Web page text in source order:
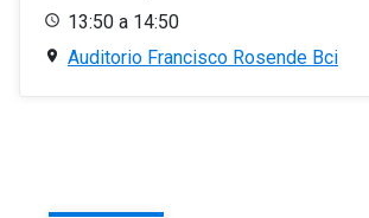
13:50 a 14:50
Auditorio Francisco Rosende Bci